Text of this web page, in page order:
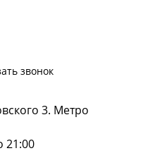
звонок
3. Метро
21:00